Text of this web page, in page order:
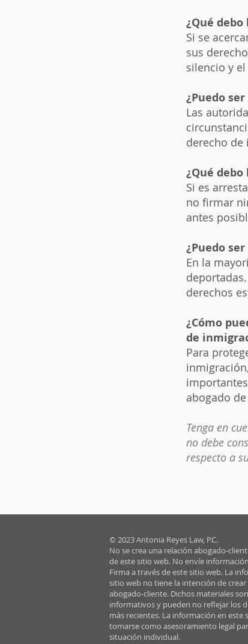
¿Qué
Si se
sus
silencio y
¿Puedo
Las
derecho de
¿Qué
Si es
no firmar
antes
¿Puedo
En la
derechos
¿Cómo
de
Para
abogado
Tenga en
no debe
respecto a
© 2023 Antonia Reyes Law, P.C.
No se crea una relación abogado-
de este sitio web. No envíe
Firma a través de este sitio web. La
sitio web no tiene la intención de
abogado-cliente. Dichos materiales
informativos y pueden no reflejar los
más recientes. La información en este
tomarse como asesoramiento legal
situación individual.